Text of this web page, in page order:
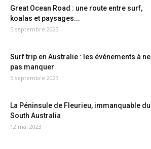
Great Ocean Road : une route entre surf,
koalas et paysages...
5 septembre 2023
Surf trip en Australie : les événements à ne
pas manquer
5 septembre 2023
La Péninsule de Fleurieu, immanquable du
South Australia
12 mai 2023